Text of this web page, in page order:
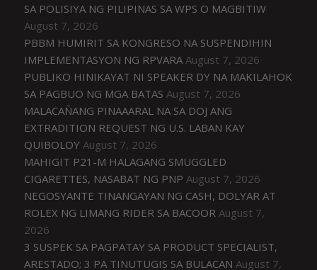
SA POLISIYA NG PILIPINAS SA WPS O MAGBITIW
August 7, 2026
PBBM HUMIRIT SA KONGRESO NA SUSPENDIHIN
IMPLEMENTASYON NG RPVARA August 7, 2026
PUBLIKO HINIKAYAT NI SPEAKER DY NA MAKILAHOK
SA PAGBUO NG MGA BATAS August 7, 2026
MALACAÑANG PINAAARAL NA SA DOJ ANG
EXTRADITION REQUEST NG U.S. LABAN KAY
QUIBOLOY August 7, 2026
MAHIGIT P21-M HALAGANG SMUGGLED
CIGARETTES, NASABAT NG PNP August 7, 2026
NEGOSYANTE TINANGAYAN NG CASH, DOLYAR AT
ROLEX NG LIMANG RIDER SA BACOOR August 7,
2026
3 SUSPEK SA PAGPATAY SA PRODUCT SPECIALIST,
ARESTADO; 3 PA TINUTUGIS SA BULACAN August 7,